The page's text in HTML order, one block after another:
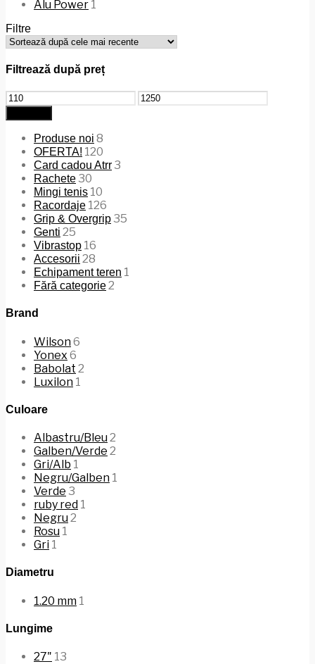
Alu Power 1
Filtre
Filtrează după preț
Preț
minim
Preț
maxim
Produse noi 8
OFERTA! 120
Card cadou Atrr3
Rachete30
Mingi tenis 10
Racordaje 126
Grip & Overgrip35
Genti 25
Vibrastop 16
Accesorii 28
Echipament teren 1
Fără categorie2
Brand
Wilson6
Yonex 6
Babolat 2
Luxilon 1
Culoare
Albastru/Bleu2
Galben/Verde 2
Gri/Alb 1
Negru/Galben 1
Verde 3
ruby red 1
Negru2
Rosu 1
Gri 1
Diametru
1.20 mm 1
Lungime
27" 13